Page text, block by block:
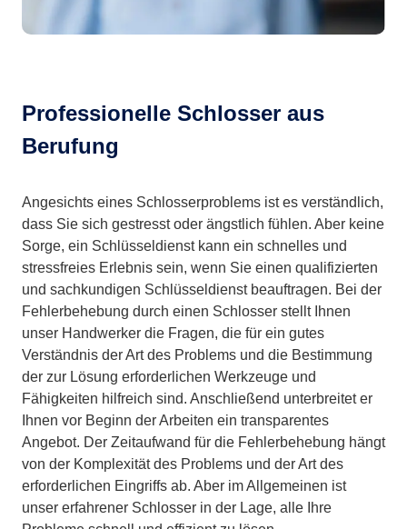
Professionelle Schlosser aus
Berufung
Angesichts eines Schlosserproblems ist es verständlich,
dass Sie sich gestresst oder ängstlich fühlen. Aber keine
Sorge, ein Schlüsseldienst kann ein schnelles und
stressfreies Erlebnis sein, wenn Sie einen qualifizierten
und sachkundigen Schlüsseldienst beauftragen. Bei der
Fehlerbehebung durch einen Schlosser stellt Ihnen
unser Handwerker die Fragen, die für ein gutes
Verständnis der Art des Problems und die Bestimmung
der zur Lösung erforderlichen Werkzeuge und
Fähigkeiten hilfreich sind. Anschließend unterbreitet er
Ihnen vor Beginn der Arbeiten ein transparentes
Angebot. Der Zeitaufwand für die Fehlerbehebung hängt
von der Komplexität des Problems und der Art des
erforderlichen Eingriffs ab. Aber im Allgemeinen ist
unser erfahrener Schlosser in der Lage, alle Ihre